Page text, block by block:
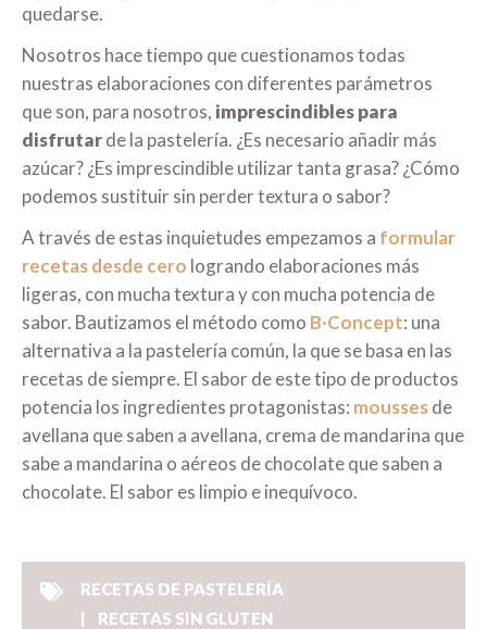
quedarse.
Nosotros hace tiempo que cuestionamos todas
nuestras elaboraciones con diferentes parámetros
que son, para nosotros, imprescindibles para
disfrutarde la pastelería. ¿Es necesario añadir más
azúcar? ¿Es imprescindible utilizar tanta grasa? ¿Cómo
podemos sustituir sin perder textura o sabor?
A través de estas inquietudes empezamos a formular
recetas desde cero logrando elaboraciones más
ligeras, con mucha textura y con mucha potencia de
sabor. Bautizamos el método como B·Concept: una
alternativa a la pastelería común, la que se basa en las
recetas de siempre. El sabor de este tipo de productos
potencia los ingredientes protagonistas: moussesde
avellana que saben a avellana, crema de mandarina que
sabe a mandarina o aéreos de chocolate que saben a
chocolate. El sabor es limpio e inequívoco.
RECETAS DE PASTELERÍA
RECETAS SIN GLUTEN